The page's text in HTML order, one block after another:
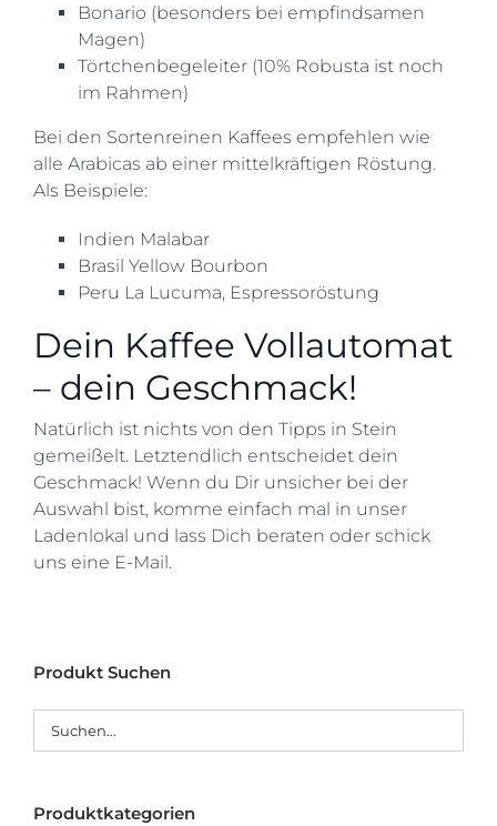
Produkt Suchen
Produktkategorien
Bonario (besonders bei empfindsamen
Magen)
Törtchenbegeleiter (10% Robusta ist noch
im Rahmen)
Bei den Sortenreinen Kaffees empfehlen wie
alle Arabicas ab einer mittelkräftigen Röstung.
Als Beispiele:
Indien Malabar
Brasil Yellow Bourbon
Peru La Lucuma, Espressoröstung
Dein Kaffee Vollautomat
– dein Geschmack!
Natürlich ist nichts von den Tipps in Stein
gemeißelt. Letztendlich entscheidet dein
Geschmack! Wenn du Dir unsicher bei der
Auswahl bist, komme einfach mal in unser
Ladenlokal und lass Dich beraten oder schick
uns eine E-Mail.